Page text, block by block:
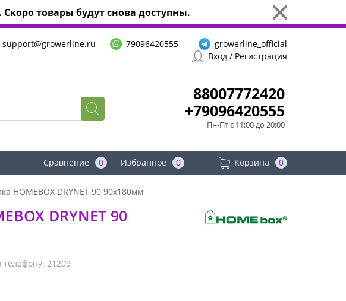
товары будут снова доступны.
support@growerline.ru 79096420555
growerline_official
Вход / Регистрация
88007772420
+79096420555
Пн-Пт с 11:00 до 20:00
Корзина 0
Избранное 0
Сравнение 0
HOMEBOX DRYNET 90 90x180мм
DRYNET 90
телефону: 21209